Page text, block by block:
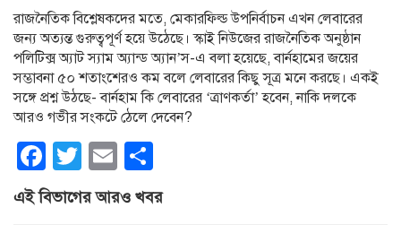
রাজনৈতিক বিশ্লেষকদের মতে, মেকারফিল্ড উপনির্বাচন এখন লেবারের
জন্য অত্যন্ত গুরুত্বপূর্ণ হয়ে উঠেছে। স্কাই নিউজের রাজনৈতিক অনুষ্ঠান
পলিটিক্স অ্যাট স্যাম অ্যান্ড অ্যান’স-এ বলা হয়েছে, বার্নহামের জয়ের
সম্ভাবনা ৫০ শতাংশেরও কম বলে লেবারের কিছু সূত্র মনে করছে। একই
সঙ্গে প্রশ্ন উঠছে- বার্নহাম কি লেবারের ‘ত্রাণকর্তা’ হবেন, নাকি দলকে
আরও গভীর সংকটে ঠেলে দেবেন?
Facebook
Twitter
Email
এই বিভাগের আরও খবর